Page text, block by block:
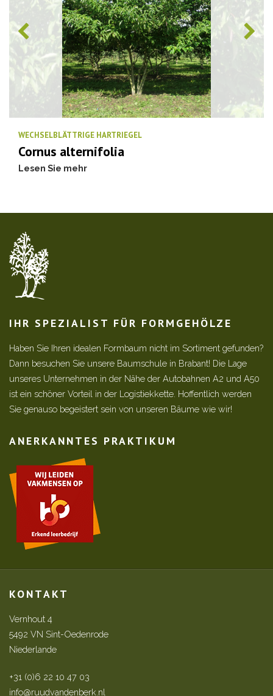
WECHSELBLÄTTRIGE HARTRIEGEL
Cornus alternifolia
Lesen Sie mehr
IHR SPEZIALIST FÜR FORMGEHÖLZE
Haben Sie Ihren idealen Formbaum nicht im Sortiment gefunden?
Dann besuchen Sie unsere Baumschule in Brabant! Die Lage
unseres Unternehmen in der Nähe der Autobahnen A2 und A50
ist ein schöner Vorteil in der Logistiekkette. Hoffentlich werden
Sie genauso begeistert sein von unseren Bäume wie wir!
ANERKANNTES PRAKTIKUM
KONTAKT
Vernhout 4
5492 VN Sint-Oedenrode
Niederlande
+31 (0)6 22 10 47 03
info@ruudvandenberk.nl